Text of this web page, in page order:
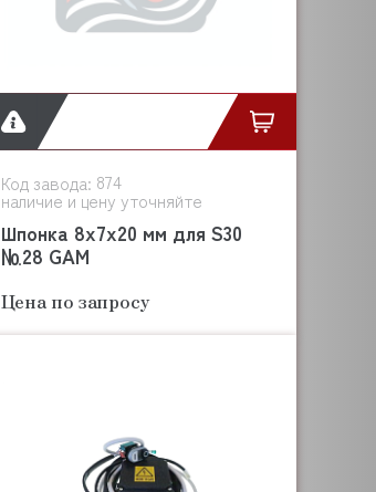
Код завода: 874
наличие и цену уточняйте
Шпонка 8х7х20 мм для S30
№28 GAM
Цена по запросу